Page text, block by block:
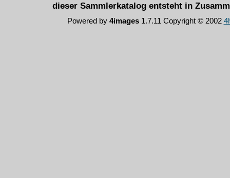
dieser Sammlerkatalog entsteht in
Powered by 4images1.7.11 Copyright © 2002